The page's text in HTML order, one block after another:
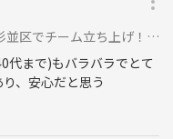
上げ！6月14日(日)17:00〜19:00に参加
代まで)もバラバラでとて
、安心だと思う